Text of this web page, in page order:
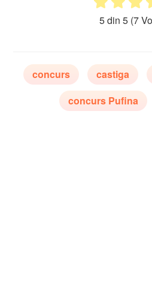
5 din 5(7
concurs castiga
concurs Pufina